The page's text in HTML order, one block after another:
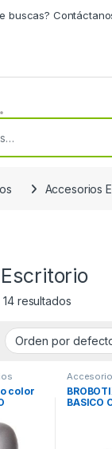
buscas?
Accesorios
resultados
color
Escritorio
BASICO